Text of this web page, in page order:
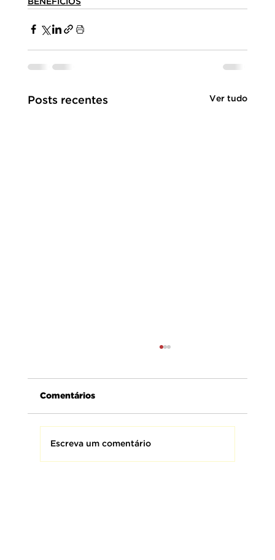
BENEFÍCIOS
Posts recentes Ver tudo
Comentários
Escreva um comentário